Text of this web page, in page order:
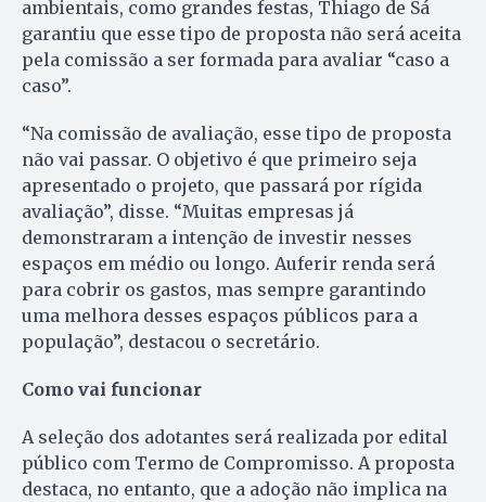
ambientais, como grandes festas, Thiago de Sá
garantiu que esse tipo de proposta não será aceita
pela comissão a ser formada para avaliar “caso a
caso”.
“Na comissão de avaliação, esse tipo de proposta
não vai passar. O objetivo é que primeiro seja
apresentado o projeto, que passará por rígida
avaliação”, disse. “Muitas empresas já
demonstraram a intenção de investir nesses
espaços em médio ou longo. Auferir renda será
para cobrir os gastos, mas sempre garantindo
uma melhora desses espaços públicos para a
população”, destacou o secretário.
Como vai funcionar
A seleção dos adotantes será realizada por edital
público com Termo de Compromisso. A proposta
destaca, no entanto, que a adoção não implica na